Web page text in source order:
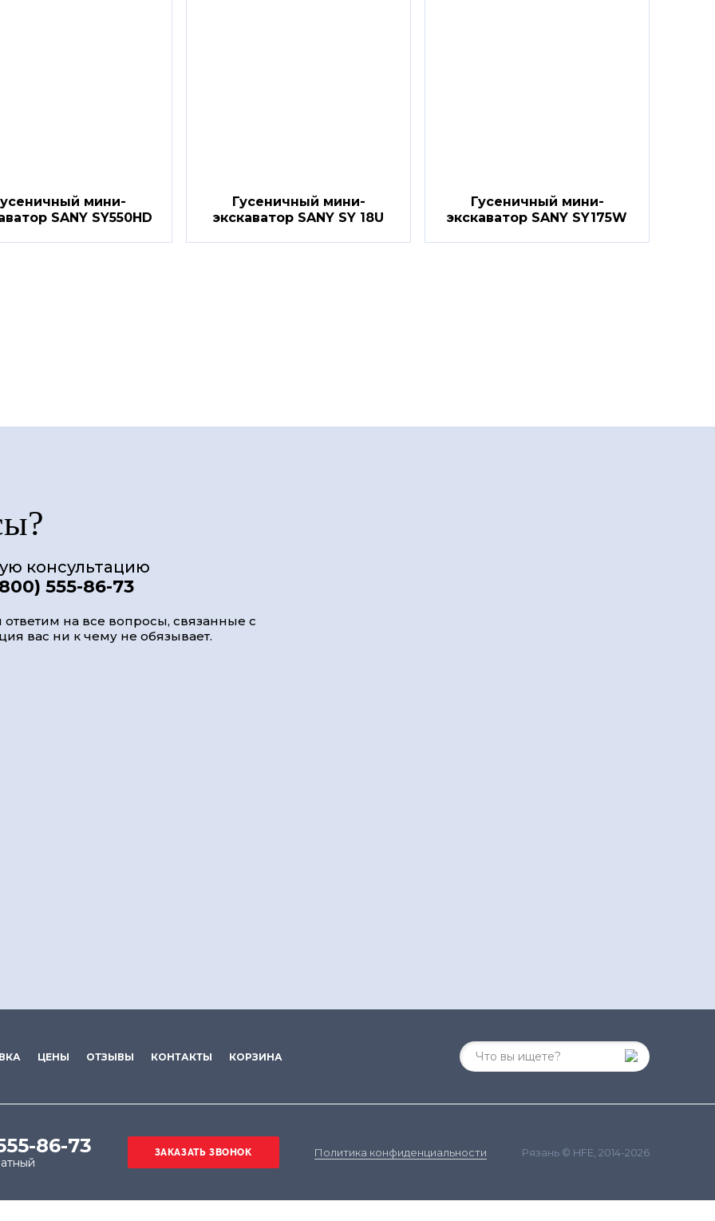
мини-
SANY SY550HD
Гусеничный мини-
экскаватор SANY SY 18U
Гусеничный мини-
экскаватор SANY SY175W
консультацию
555-86-73
на все вопросы, связанные с
вас ни к чему не обязывает.
ЦЕНЫ ОТЗЫВЫ КОНТАКТЫ КОРЗИНА
86-73 Политика конфиденциальности Рязань © HFE, 2014-2026